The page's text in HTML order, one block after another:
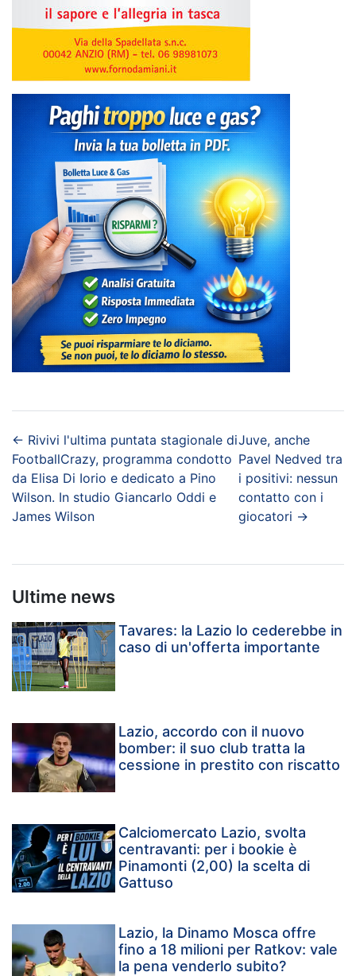
← Rivivi l'ultima puntata stagionale di
FootballCrazy, programma condotto
da Elisa Di Iorio e dedicato a Pino
Wilson. In studio Giancarlo Oddi e
James Wilson
Juve, anche
Pavel Nedved tra
i positivi: nessun
contatto con i
giocatori →
Ultime news
Tavares: la Lazio lo cederebbe in
caso di un'offerta importante
Lazio, accordo con il nuovo
bomber: il suo club tratta la
cessione in prestito con riscatto
Calciomercato Lazio, svolta
centravanti: per i bookie è
Pinamonti (2,00) la scelta di
Gattuso
Lazio, la Dinamo Mosca offre
fino a 18 milioni per Ratkov: vale
la pena venderlo subito?